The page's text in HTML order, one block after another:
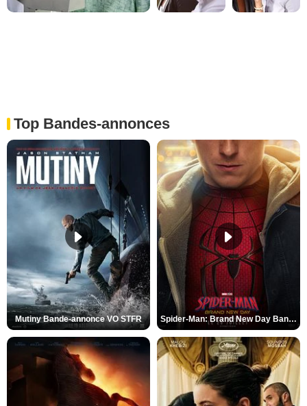
Top Bandes-annonces
Mutiny Bande-annonce VO STFR Spider-Man: Brand New Day Bande-annonce VO STFR